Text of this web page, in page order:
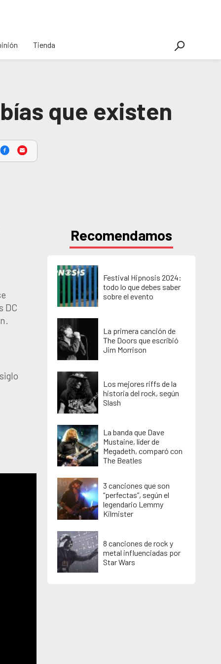
Tienda
que existen
DC
Recomendamos
Festival Hipnosis 2024:
todo lo que debes saber
sobre el evento
La primera canción de
The Doors que escribió
Jim Morrison
Los mejores riffs de la
historia del rock, según
Slash
La banda que Dave
Mustaine, líder de
Megadeth, comparó con
The Beatles
3 canciones que son
“perfectas”, según el
legendario Lemmy
Kilmister
8 canciones de rock y
metal influenciadas por
Star Wars